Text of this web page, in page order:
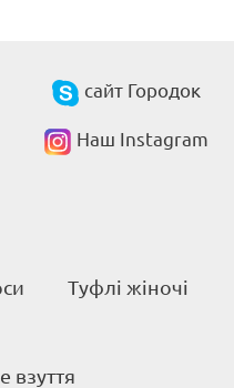
сайт Городок
Наш Instagram
Туфлі жіночі
взуття